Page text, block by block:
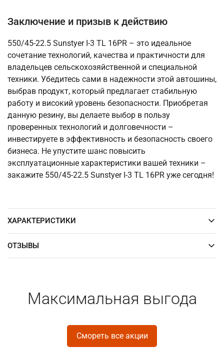
Заключение и призыв к действию
550/45-22.5 Sunstyer I-3 TL 16PR – это идеальное
сочетание технологий, качества и практичности для
владельцев сельскохозяйственной и специальной
техники. Убедитесь сами в надежности этой автошины,
выбрав продукт, который предлагает стабильную
работу и високий уровень безопасности. Приобретая
данную резину, вы делаете выбор в пользу
проверенных технологий и долговечности –
инвестируете в эффективность и безопасность своего
бизнеса. Не упустите шанс повысить
эксплуатационные характеристики вашей техники –
закажите 550/45-22.5 Sunstyer I-3 TL 16PR уже сегодня!
ХАРАКТЕРИСТИКИ
ОТЗЫВЫ
Максимальная выгода
Смореть все акции